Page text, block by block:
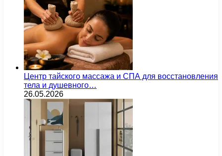
Центр тайского массажа и СПА для восстановления
тела и душевного…
26.05.2026